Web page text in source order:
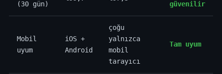
(30 gün)
güvenilir
Mobil
uyum
iOS +
Android
çoğu
yalnızca
mobil
tarayıcı
Tam uyum